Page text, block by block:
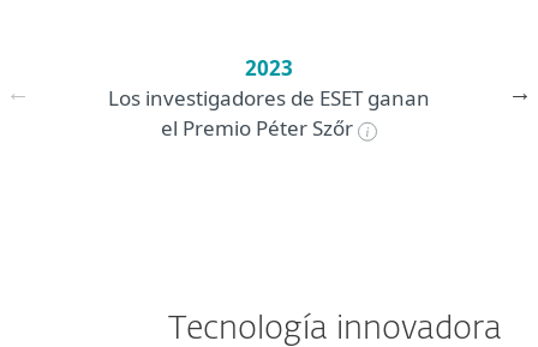
2023
Los investigadores de ESET ganan
el Premio Péter Szőr
Tecnología innovadora